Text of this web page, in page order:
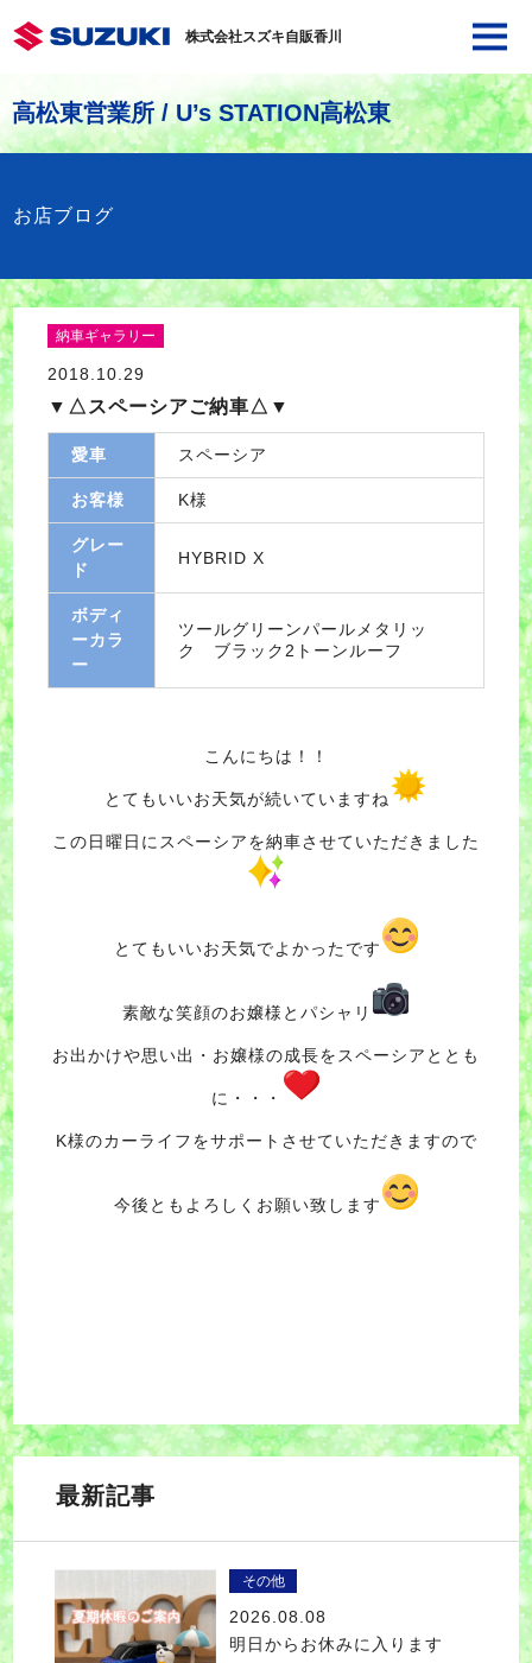
株式会社スズキ自販香川
高松東営業所 / U’s STATION高松東
お店ブログ
納車ギャラリー
2018.10.29
▼△スペーシアご納車△▼
愛車 スペーシア
お客様 K様
グレー
ド
HYBRID X
ボディ
ーカラ
ー
ツールグリーンパールメタリッ
ク ブラック2トーンルーフ
こんにちは！！
とてもいいお天気が続いていますね
この日曜日にスペーシアを納車させていただきました
とてもいいお天気でよかったです
素敵な笑顔のお嬢様とパシャリ
お出かけや思い出・お嬢様の成長をスペーシアととも
に・・・
K様のカーライフをサポートさせていただきますので
今後ともよろしくお願い致します
最新記事
その他
2026.08.08
明日からお休みに入ります